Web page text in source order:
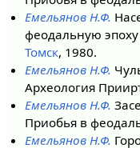
Емельянов Н.Ф.
феодальную
Томск, 1980.
Емельянов Н.Ф.
Археология
Емельянов Н.Ф.
Приобья в
Емельянов Н.Ф.